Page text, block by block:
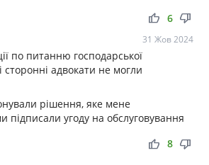
thumb_up thumb_down
6
31 Жов 2024
по питанню господарськоï
сторонні адвокати не могли
рішення, яке мене
підписали угоду на обслуговування
thumb_up thumb_down
8